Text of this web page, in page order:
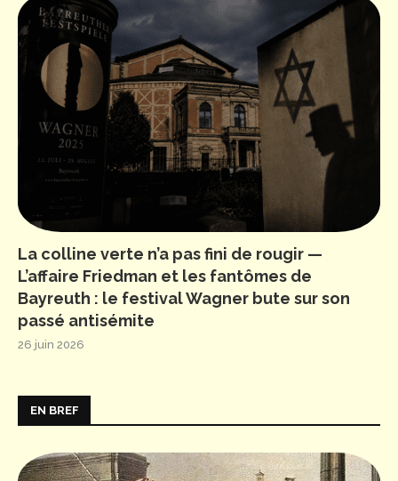
La colline verte n’a pas fini de rougir —
L’affaire Friedman et les fantômes de
Bayreuth : le festival Wagner bute sur son
passé antisémite
26 juin 2026
EN BREF